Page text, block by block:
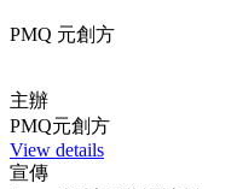
PMQ 元創方
主辦
PMQ元創方
View details
宣傳